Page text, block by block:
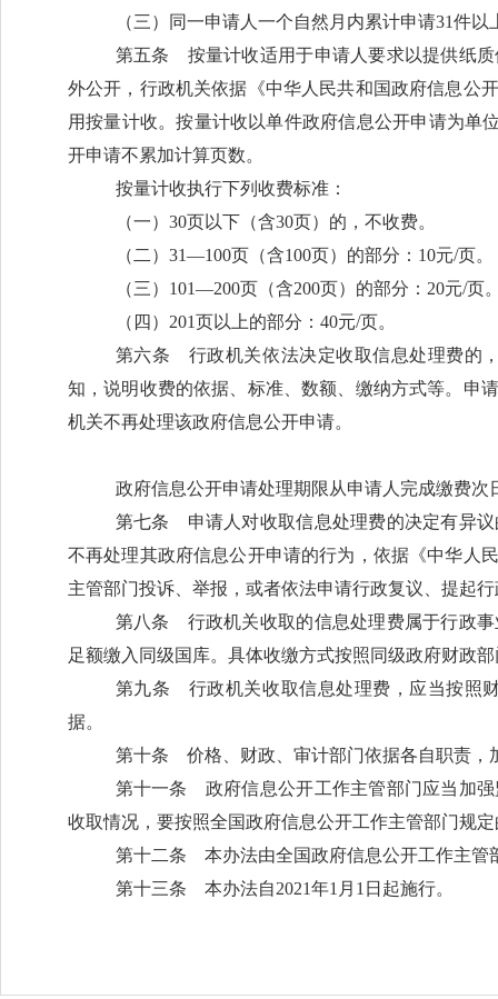
（三）同一申请人一个自然月内累计申请31件以
第五条 按量计收适用于申请人要求以提供纸
外公开，行政机关依据《中华人民共和国政府信息公
用按量计收。按量计收以单件政府信息公开申请为单
开申请不累加计算页数。
按量计收执行下列收费标准：
（一） 30页以下（含30页）的，不收费。
（二） 31—100页（含100页）的部分：10元/页。
（三） 101—200页（含200页）的部分：20元/页
（四） 201页以上的部分：40元/页。
第六条 行政机关依法决定收取信息处理费的
知，说明收费的依据、标准、数额、缴纳方式等。申
机关不再处理该政府信息公开申请。
政府信息公开申请处理期限从申请人完成缴费次
第七条 申请人对收取信息处理费的决定有异
不再处理其政府信息公开申请的行为，依据《中华人
主管部门投诉、举报，或者依法申请行政复议、提起
第八条 行政机关收取的信息处理费属于行政
足额缴入同级国库。具体收缴方式按照同级政府财政
第九条 行政机关收取信息处理费，应当按照
据。
第十条 价格、财政、审计部门依据各自职责，
第十一条
政府信息公开工作主管部门应当加
收取情况，要按照全国政府信息公开工作主管部门规
第十二条 本办法由全国政府信息公开工作主管
第十三条 本办法自2021年1月1日起施行。